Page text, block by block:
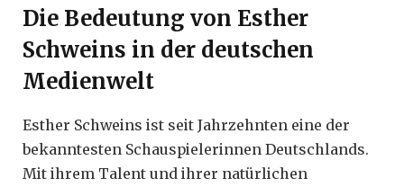
Die Bedeutung von Esther
Schweins in der deutschen
Medienwelt
Esther Schweins ist seit Jahrzehnten eine der
bekanntesten Schauspielerinnen Deutschlands.
Mit ihrem Talent und ihrer natürlichen